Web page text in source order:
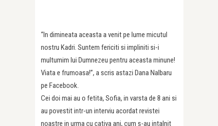
“In dimineata aceasta a venit pe lume micutul
nostru Kadri. Suntem fericiti si impliniti si-i
multumim lui Dumnezeu pentru aceasta minune!
Viata e frumoasa!”, a scris astazi Dana Nalbaru
pe Facebook.
Cei doi mai au o fetita, Sofia, in varsta de 8 ani si
au povestit intr-un interviu acordat revistei
noastre in urma cu cativa ani, cum s-au intalnit